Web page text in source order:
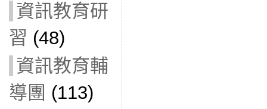
資訊教育研
習 (48)
資訊教育輔
導團 (113)